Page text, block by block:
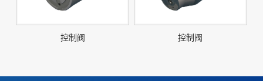
控制阀 控制阀